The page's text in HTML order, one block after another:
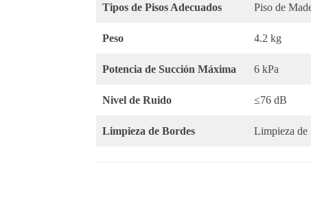
Tipos de Pisos Adecuados Piso de
Peso 4.2 kg
Potencia de Succión Máxima 6 kPa
Nivel de Ruido ≤76 dB
Limpieza de Bordes Limpieza de